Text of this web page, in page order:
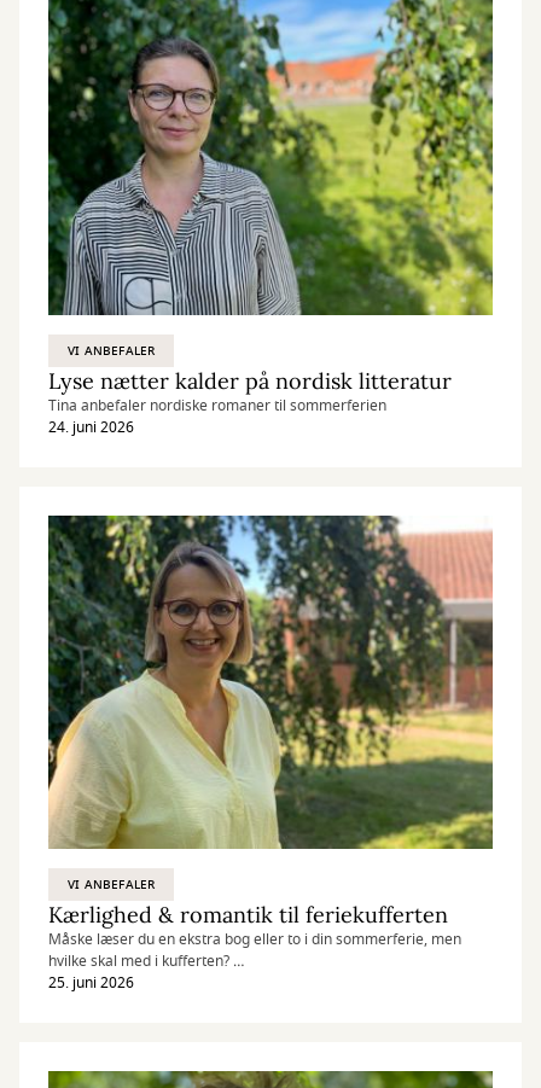
VI ANBEFALER
Lyse nætter kalder på nordisk litteratur
Tina anbefaler nordiske romaner til sommerferien
24. juni 2026
VI ANBEFALER
Kærlighed & romantik til feriekufferten
Måske læser du en ekstra bog eller to i din sommerferie, men
hvilke skal med i kufferten?
Som ferielæsning foretrækker jeg ofte de lette og romantiske
to (hvis nu ferien er ekstra lang eller det regner hele tiden)
25. juni 2026